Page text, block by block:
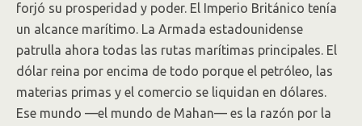
forjó su prosperidad y poder. El Imperio Británico tenía
un alcance marítimo. La Armada estadounidense
patrulla ahora todas las rutas marítimas principales. El
dólar reina por encima de todo porque el petróleo, las
materias primas y el comercio se liquidan en dólares.
Ese mundo —el mundo de Mahan— es la razón por la